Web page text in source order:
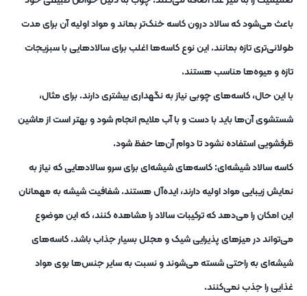
باعث می‌شود که سالاد درون کاسه خنک‌تر بماند و مواد اولیه آن برای مدت
طولانی‌تری تازه بمانند. این نوع کاسه‌ها اغلب برای سالادهایی با سبزیجات
تازه و میوه‌ها مناسب هستند.
با این حال، کاسه‌های چوبی نیاز به نگهداری بیشتری دارند. برای مثال،
شستشوی آن‌ها باید با دست و با آب ملایم انجام شود و بهتر است از ماشین
ظرفشویی استفاده نشود تا دوام آن‌ها حفظ شود.
کاسه سالاد شیشه‌ای: کاسه‌های شیشه‌ای برای سرو سالادهایی که نیاز به
نمایش زیبایی مواد اولیه دارند، ایده‌آل هستند. شفافیت شیشه به مهمانان
این امکان را می‌دهد که ترکیبات سالاد را مشاهده کنند، که این موضوع
می‌تواند در میزهای پذیرایی شیک و مجلل بسیار جذاب باشد. کاسه‌های
شیشه‌ای به راحتی شسته می‌شوند و نسبت به سایر جنس‌ها بوی مواد
غذایی را جذب نمی‌کنند.